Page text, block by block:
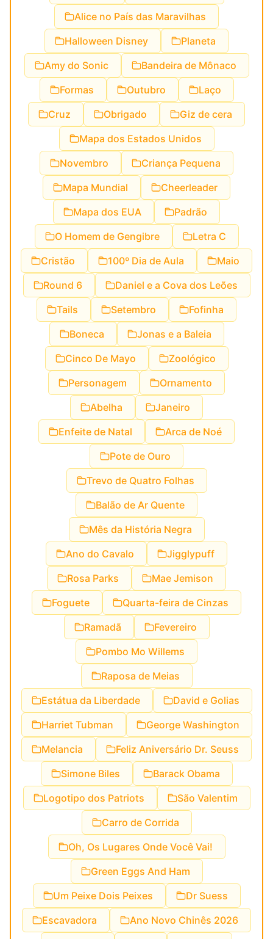
Alice no País das Maravilhas
Halloween Disney
Planeta
Amy do Sonic
Bandeira de Mônaco
Formas
Outubro
Laço
Cruz
Obrigado
Giz de cera
Mapa dos Estados Unidos
Novembro
Criança Pequena
Mapa Mundial
Cheerleader
Mapa dos EUA
Padrão
O Homem de Gengibre
Letra C
Cristão
100º Dia de Aula
Maio
Round 6
Daniel e a Cova dos Leões
Tails
Setembro
Fofinha
Boneca
Jonas e a Baleia
Cinco De Mayo
Zoológico
Personagem
Ornamento
Abelha
Janeiro
Enfeite de Natal
Arca de Noé
Pote de Ouro
Trevo de Quatro Folhas
Balão de Ar Quente
Mês da História Negra
Ano do Cavalo
Jigglypuff
Rosa Parks
Mae Jemison
Foguete
Quarta-feira de Cinzas
Ramadã
Fevereiro
Pombo Mo Willems
Raposa de Meias
Estátua da Liberdade
David e Golias
Harriet Tubman
George Washington
Melancia
Feliz Aniversário Dr. Seuss
Simone Biles
Barack Obama
Logotipo dos Patriots
São Valentim
Carro de Corrida
Oh, Os Lugares Onde Você Vai!
Green Eggs And Ham
Um Peixe Dois Peixes
Dr Suess
Escavadora
Ano Novo Chinês 2026